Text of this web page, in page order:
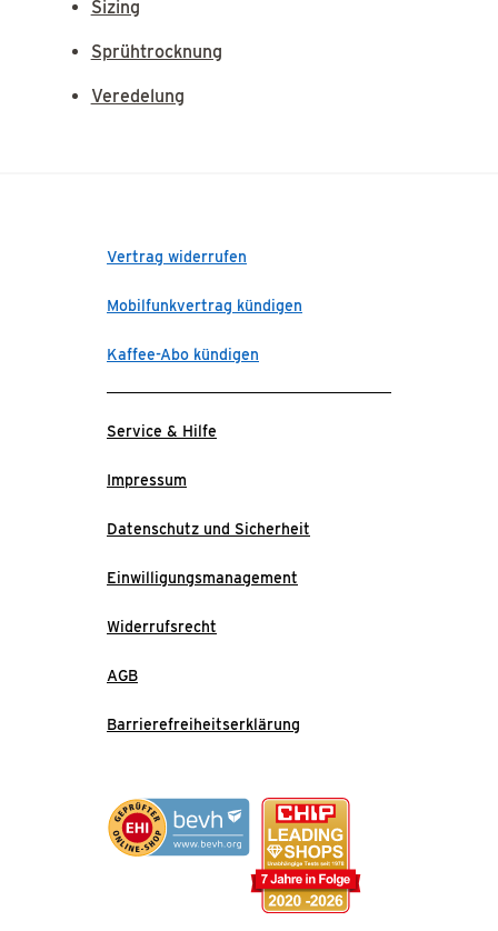
Sizing
Sprühtrocknung
Veredelung
Vertrag widerrufen
Mobilfunkvertrag kündigen
Kaffee-Abo kündigen
Service & Hilfe
Impressum
Datenschutz und Sicherheit
Einwilligungsmanagement
Widerrufsrecht
AGB
Barrierefreiheitserklärung